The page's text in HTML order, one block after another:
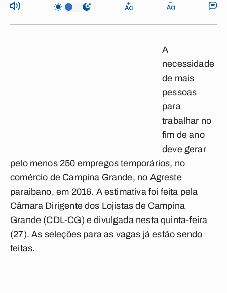
A
necessidade
de mais
pessoas
para
trabalhar no
fim de ano
deve gerar
pelo menos 250 empregos temporários, no
comércio de Campina Grande, no Agreste
paraibano, em 2016. A estimativa foi feita pela
Câmara Dirigente dos Lojistas de Campina
Grande (CDL-CG) e divulgada nesta quinta-feira
(27). As seleções para as vagas já estão sendo
feitas.